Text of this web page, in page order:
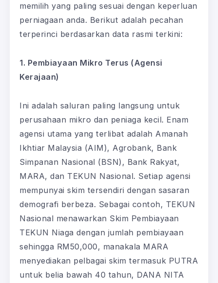
memilih yang paling sesuai dengan keperluan
perniagaan anda. Berikut adalah pecahan
terperinci berdasarkan data rasmi terkini:
1. Pembiayaan Mikro Terus (Agensi
Kerajaan)
Ini adalah saluran paling langsung untuk
perusahaan mikro dan peniaga kecil. Enam
agensi utama yang terlibat adalah Amanah
Ikhtiar Malaysia (AIM), Agrobank, Bank
Simpanan Nasional (BSN), Bank Rakyat,
MARA, dan TEKUN Nasional. Setiap agensi
mempunyai skim tersendiri dengan sasaran
demografi berbeza. Sebagai contoh, TEKUN
Nasional menawarkan Skim Pembiayaan
TEKUN Niaga dengan jumlah pembiayaan
sehingga RM50,000, manakala MARA
menyediakan pelbagai skim termasuk PUTRA
untuk belia bawah 40 tahun, DANA NITA